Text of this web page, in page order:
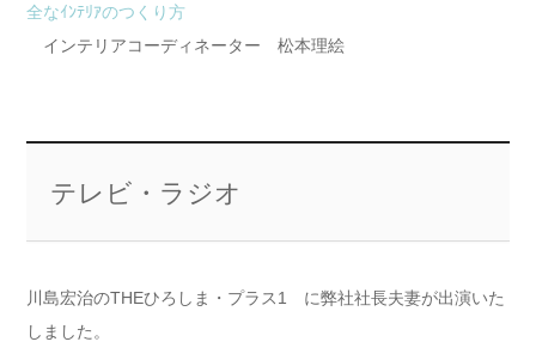
全なｲﾝﾃﾘｱのつくり方
インテリアコーディネーター 松本理絵
テレビ・ラジオ
川島宏治のTHEひろしま・プラス1 に弊社社長夫妻が出演いた
しました。